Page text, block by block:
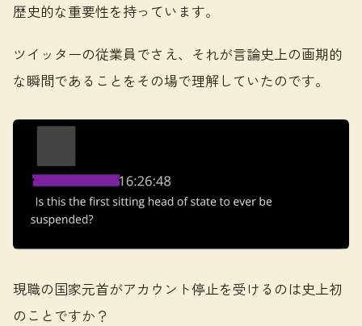
歴史的な重要性を持っています。
ツイッターの従業員でさえ、それが言論史上の画期的
な瞬間であることをその場で理解していたのです。
現職の国家元首がアカウント停止を受けるのは史上初
のことですか？